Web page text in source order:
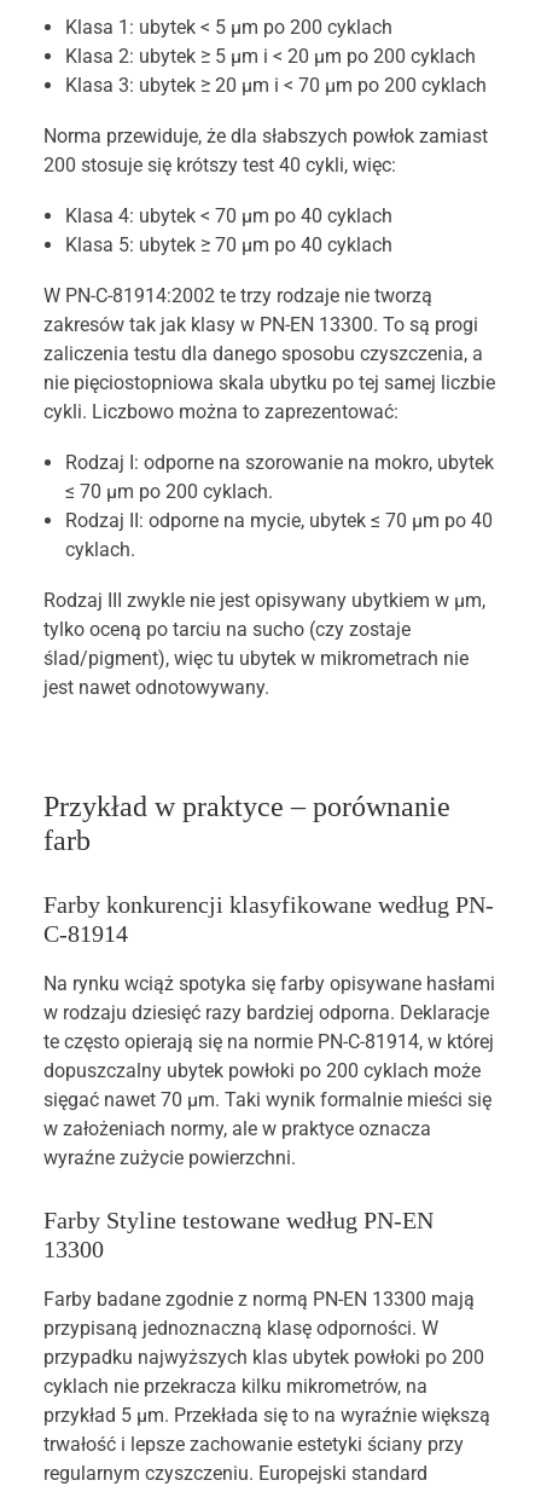
Klasa 1: ubytek < 5 µm po 200 cyklach
Klasa 2: ubytek ≥ 5 µm i < 20 µm po 200 cyklach
Klasa 3: ubytek ≥ 20 µm i < 70 µm po 200 cyklach
Norma przewiduje, że dla słabszych powłok zamiast
200 stosuje się krótszy test 40 cykli, więc:
Klasa 4: ubytek < 70 µm po 40 cyklach
Klasa 5: ubytek ≥ 70 µm po 40 cyklach
W PN-C-81914:2002 te trzy rodzaje nie tworzą
zakresów tak jak klasy w PN-EN 13300. To są progi
zaliczenia testu dla danego sposobu czyszczenia, a
nie pięciostopniowa skala ubytku po tej samej liczbie
cykli. Liczbowo można to zaprezentować:
Rodzaj I: odporne na szorowanie na mokro, ubytek
≤ 70 µm po 200 cyklach.
Rodzaj II: odporne na mycie, ubytek ≤ 70 µm po 40
cyklach.
Rodzaj III zwykle nie jest opisywany ubytkiem w µm,
tylko oceną po tarciu na sucho (czy zostaje
ślad/pigment), więc tu ubytek w mikrometrach nie
jest nawet odnotowywany.
Przykład w praktyce – porównanie
farb
Farby konkurencji klasyfikowane według PN-
C-81914
Na rynku wciąż spotyka się farby opisywane hasłami
w rodzaju dziesięć razy bardziej odporna. Deklaracje
te często opierają się na normie PN-C-81914, w której
dopuszczalny ubytek powłoki po 200 cyklach może
sięgać nawet 70 µm. Taki wynik formalnie mieści się
w założeniach normy, ale w praktyce oznacza
wyraźne zużycie powierzchni.
Farby Styline testowane według PN-EN
13300
Farby badane zgodnie z normą PN-EN 13300 mają
przypisaną jednoznaczną klasę odporności. W
przypadku najwyższych klas ubytek powłoki po 200
cyklach nie przekracza kilku mikrometrów, na
przykład 5 µm. Przekłada się to na wyraźnie większą
trwałość i lepsze zachowanie estetyki ściany przy
regularnym czyszczeniu. Europejski standard